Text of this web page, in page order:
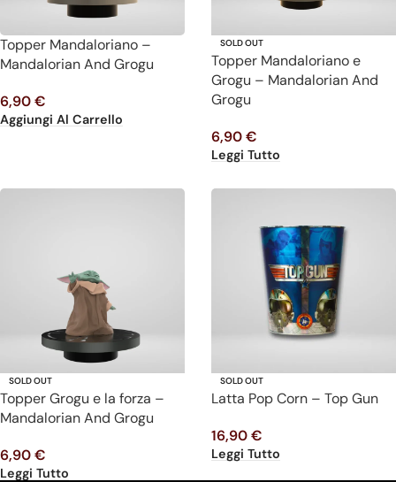
Topper Mandaloriano –
Mandalorian And Grogu
6,90€
Aggiungi Al Carrello
SOLD OUT
Topper Mandaloriano e
Grogu – Mandalorian And
Grogu
6,90€
Leggi Tutto
SOLD OUT
Topper Grogu e la forza –
Mandalorian And Grogu
6,90€
Leggi Tutto
SOLD OUT
Latta Pop Corn – Top Gun
16,90€
Leggi Tutto